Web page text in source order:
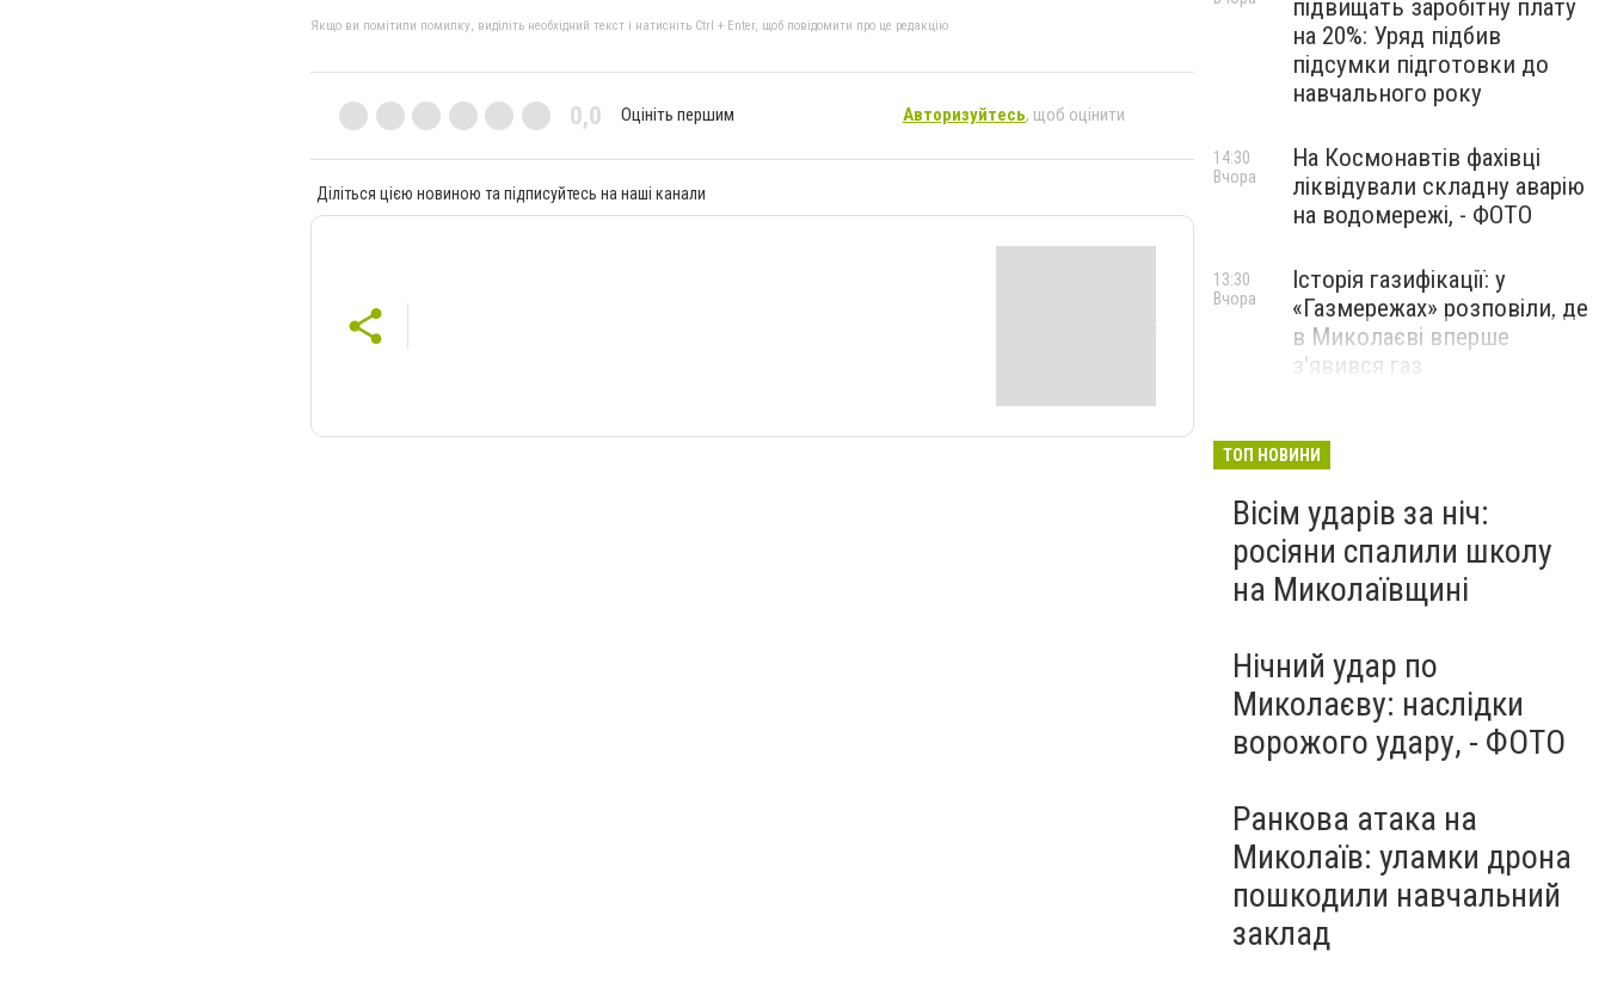
Якщо ви помітили помилку, виділіть необхідний текст і натисніть Ctrl + Enter, щоб повідомити про це редакцію
0,0 Оцініть першим Авторизуйтесь, щоб оцінити
Діліться цією новиною та підписуйтесь на наші канали
підвищать заробітну плату
на 20%: Уряд підбив
підсумки підготовки до
навчального року
На Космонавтів фахівці
ліквідували складну аварію
на водомережі, - ФОТО
14:30
Вчора
Історія газифікації: у
«Газмережах» розповіли, де
в Миколаєві вперше
з'явився газ
13:30
Вчора
Миколаєві 2026: шукаємо
перезавантаження
ПАРТНЕРСЬКИЙ СПЕЦПРОЄКТ
Вчора
ТОП НОВИНИ
Вісім ударів за ніч:
росіяни спалили школу
на Миколаївщині
Нічний удар по
Миколаєву: наслідки
ворожого удару, - ФОТО
Ранкова атака на
Миколаїв: уламки дрона
пошкодили навчальний
заклад